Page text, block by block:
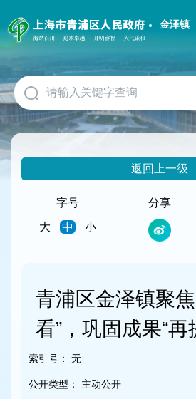
障
碍
作
说
明
跳
到
网
金泽镇
返回上一级
字号
大
中 小
分享
青浦区金泽镇聚
看”，巩固成果“再
索引号： 无
公开类型： 主动公开